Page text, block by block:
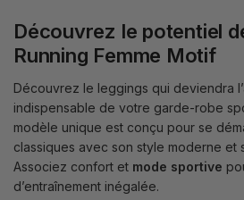
Découvrez le potentiel
Running Femme Motif
Découvrez le leggings qui deviendra
indispensable de votre garde-robe
modèle unique est conçu pour se
classiques avec son style moderne et
Associez confort et mode sportive
d’entraînement inégalée.